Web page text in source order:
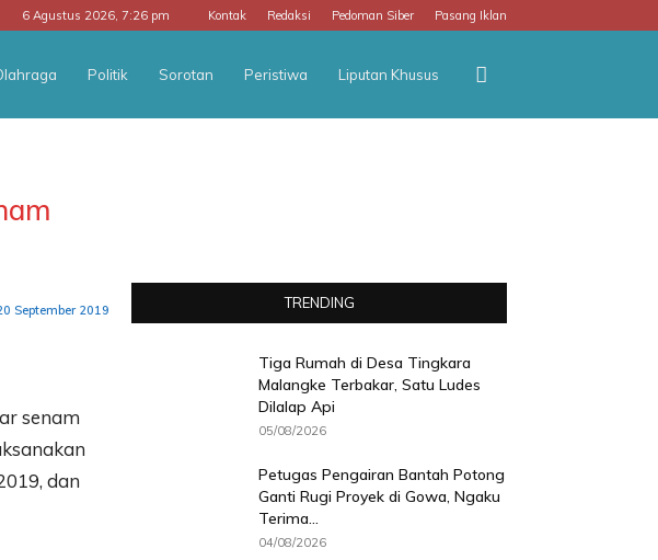
6 Agustus 2026, 7:26 pm Kontak Redaksi Pedoman Siber Pasang Iklan
Politik Sorotan Peristiwa Liputan Khusus
September 2019
senam
dan
TRENDING
Tiga Rumah di Desa Tingkara
Malangke Terbakar, Satu Ludes
Dilalap Api
05/08/2026
Petugas Pengairan Bantah Potong
Ganti Rugi Proyek di Gowa, Ngaku
Terima...
04/08/2026